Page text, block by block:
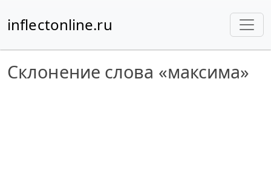
inflectonline.ru
Склонение слова «максима»